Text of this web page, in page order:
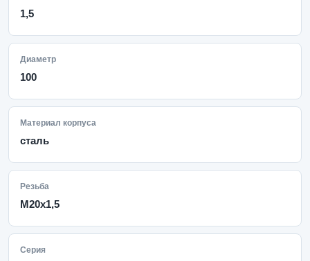
1,5
Диаметр
100
Материал корпуса
сталь
Резьба
M20x1,5
Серия